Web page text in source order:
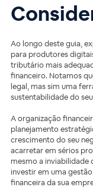
Ao longo deste guia,
para produtores
tributário mais
financeiro. Notamos
legal, mas sim uma
sustentabilidade do
A organização
planejamento
crescimento do seu
acarretar em sérios
mesmo a inviabilidade
investir em uma
financeira da sua